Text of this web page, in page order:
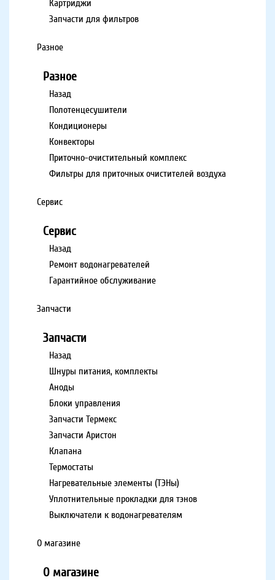
Картриджи
Запчасти для фильтров
Разное
Разное
Назад
Полотенцесушители
Кондиционеры
Конвекторы
Приточно-очистительный комплекс
Фильтры для приточных очистителей воздуха
Сервис
Сервис
Назад
Ремонт водонагревателей
Гарантийное обслуживание
Запчасти
Запчасти
Назад
Шнуры питания, комплекты
Аноды
Блоки управления
Запчасти Термекс
Запчасти Аристон
Клапана
Термостаты
Нагревательные элементы (ТЭНы)
Уплотнительные прокладки для тэнов
Выключатели к водонагревателям
О магазине
О магазине